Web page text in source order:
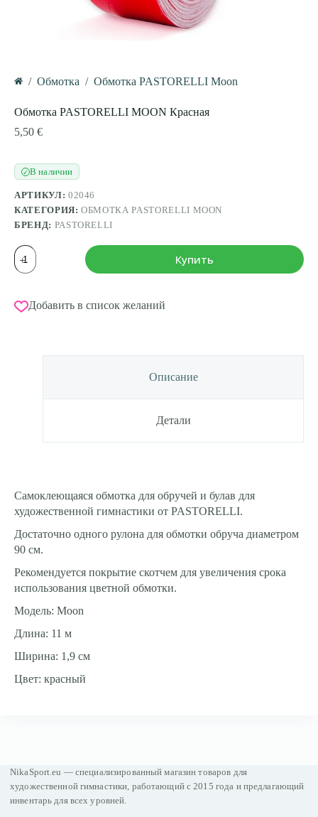
/ Обмотка / Обмотка PASTORELLI Moon
Обмотка PASTORELLI MOON Красная
5,50 €
✓В наличии
АРТИКУЛ: 02046
КАТЕГОРИЯ:ОБМОТКА PASTORELLI MOON
БРЕНД: PASTORELLI
Количество
товара
Обмотка
MOON
Красная
Купить
Добавить в список желаний
Описание
Детали
Самоклеющаяся обмотка для обручей и булав для
художественной гимнастики от PASTORELLI.
Достаточно одного рулона для обмотки обруча диаметром
90 см.
Рекомендуется покрытие скотчем для увеличения срока
использования цветной обмотки.
Модель: Moon
Длина: 11 м
Ширина: 1,9 см
Цвет: красный
NikaSport.eu — специализированный магазин товаров для
художественной гимнастики, работающий с 2015 года и предлагающий
инвентарь для всех уровней.